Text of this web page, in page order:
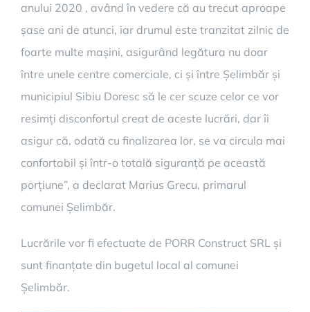
anului 2020 , având în vedere că au trecut aproape
șase ani de atunci, iar drumul este tranzitat zilnic de
foarte multe mașini, asigurând legătura nu doar
între unele centre comerciale, ci și între Șelimbăr și
municipiul Sibiu Doresc să le cer scuze celor ce vor
resimți disconfortul creat de aceste lucrări, dar îi
asigur că, odată cu finalizarea lor, se va circula mai
confortabil și într-o totală siguranță pe această
porțiune”, a declarat Marius Grecu, primarul
comunei Șelimbăr.
Lucrările vor fi efectuate de PORR Construct SRL și
sunt finanțate din bugetul local al comunei
Șelimbăr.